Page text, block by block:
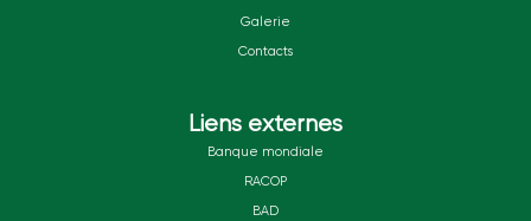
Galerie
Contacts
Liens externes
Banque mondiale
RACOP
BAD